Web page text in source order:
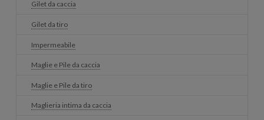
Gilet da caccia
Gilet da tiro
Impermeabile
Maglie e Pile da caccia
Maglie e Pile da tiro
Maglieria intima da caccia